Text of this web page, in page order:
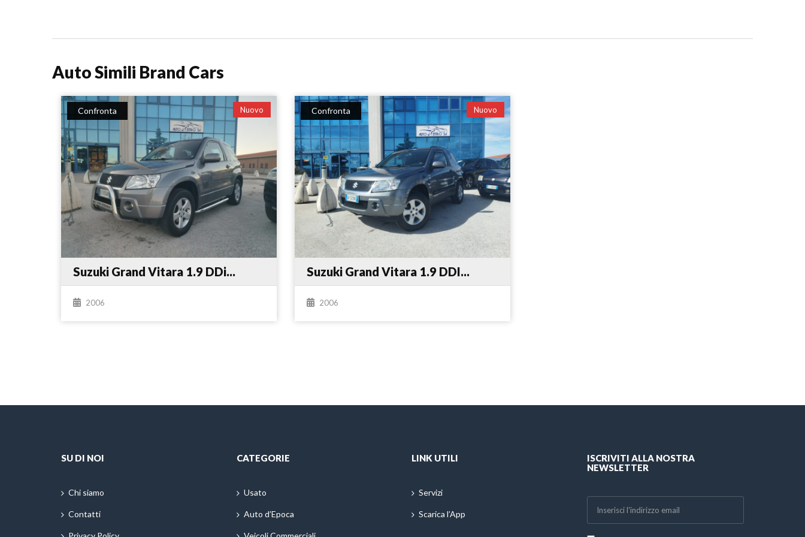
Auto Simili Brand Cars
Nuovo
Confronta
Suzuki Grand Vitara 1.9 DDi...
2006
Nuovo
Confronta
Suzuki Grand Vitara 1.9 DDI...
2006
SU DI NOI
Chi siamo
Contatti
CATEGORIE
Usato
Auto d’Epoca
LINK UTILI
Servizi
Scarica l’App
ISCRIVITI ALLA NOSTRA
NEWSLETTER